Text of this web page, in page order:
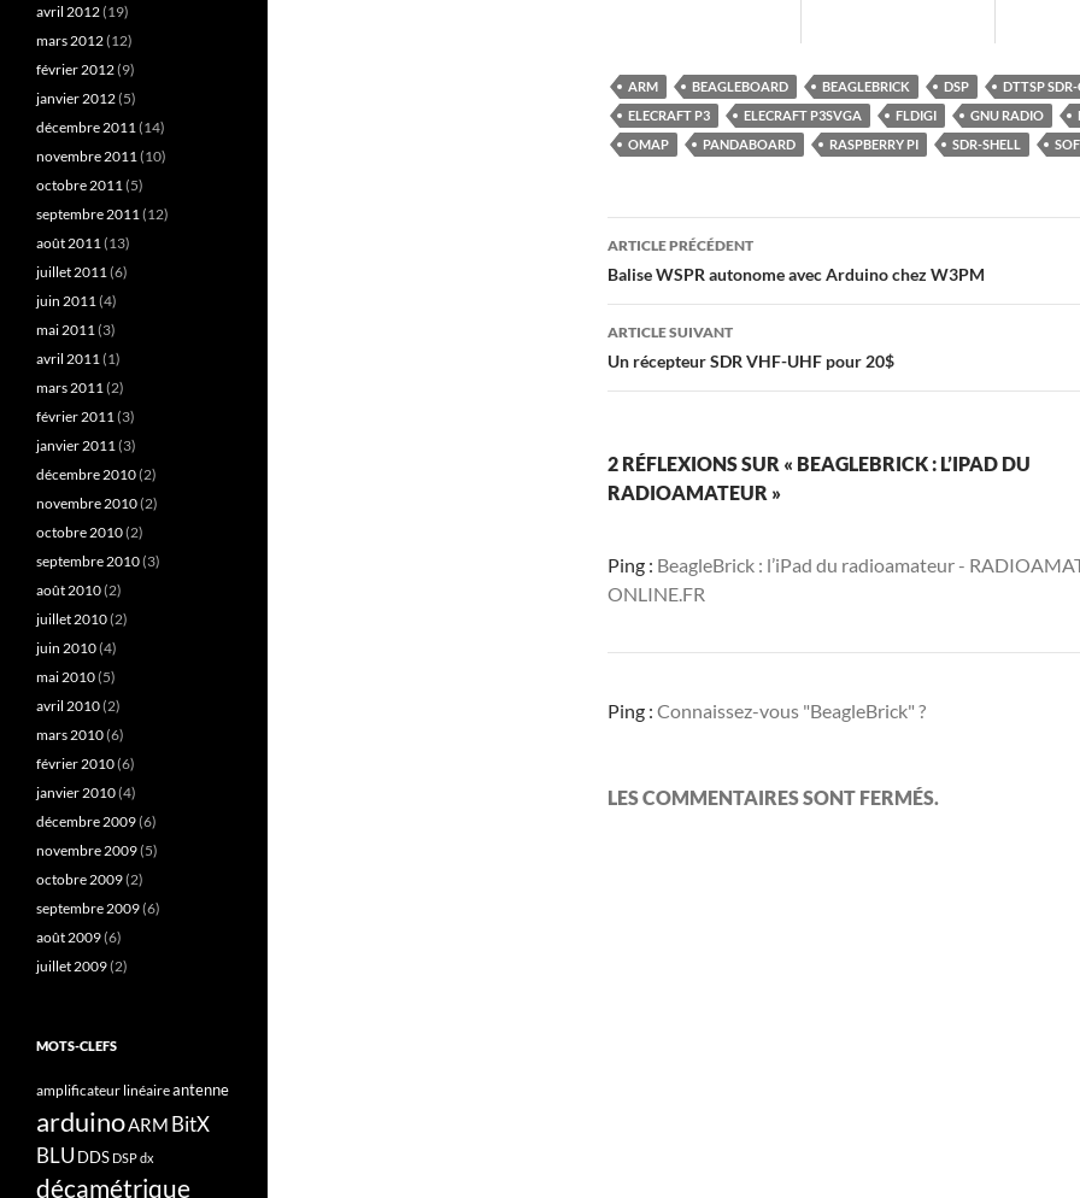
ARM BEAGLEBOARD BEAGLEBRICK DSP
DTTSP SDR-
ELECRAFT P3
ELECRAFT P3SVGA FLDIGI GNU RADIO
OMAP
PANDABOARD RASPBERRY PI SDR-SHELL
Navigation
des
articles
ARTICLE PRÉCÉDENT
Balise WSPR autonome avec Arduino chez W3PM
ARTICLE SUIVANT
Un récepteur SDR VHF-UHF pour 20$
2 RÉFLEXIONS SUR « BEAGLEBRICK : L’IPAD DU
RADIOAMATEUR »
Ping : BeagleBrick : l’iPad du radioamateur -
ONLINE.FR
Ping : Connaissez-vous "BeagleBrick" ?
LES COMMENTAIRES SONT FERMÉS.
avril 2012(19)
mars 2012(12)
février 2012(9)
janvier 2012(5)
décembre 2011(14)
novembre 2011(10)
octobre 2011(5)
septembre 2011(12)
août 2011(13)
juillet 2011(6)
juin 2011(4)
mai 2011(3)
avril 2011(1)
mars 2011(2)
février 2011(3)
janvier 2011(3)
décembre 2010(2)
novembre 2010(2)
octobre 2010(2)
septembre 2010(3)
août 2010(2)
juillet 2010(2)
juin 2010(4)
mai 2010(5)
avril 2010(2)
mars 2010(6)
février 2010(6)
janvier 2010(4)
décembre 2009(6)
novembre 2009(5)
octobre 2009(2)
septembre 2009(6)
août 2009(6)
juillet 2009(2)
MOTS-CLEFS
amplificateur linéaireantenne
arduinoARM BitX
BLU DDS DSPdx
décamétrique